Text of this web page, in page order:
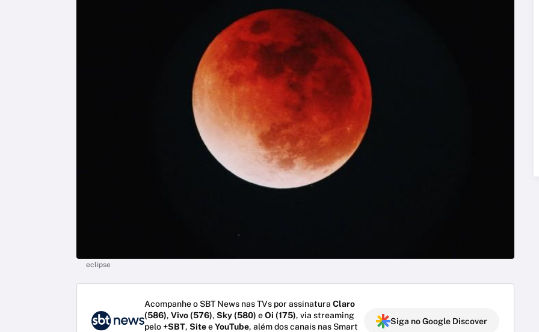
eclipse
Acompanhe o SBT News nas TVs por assinatura Claro
(586), Vivo (576), Sky (580) eOi (175), via streaming
pelo+SBT, SiteeYouTube, além dos canais nas Smart
Siga no Google Discover